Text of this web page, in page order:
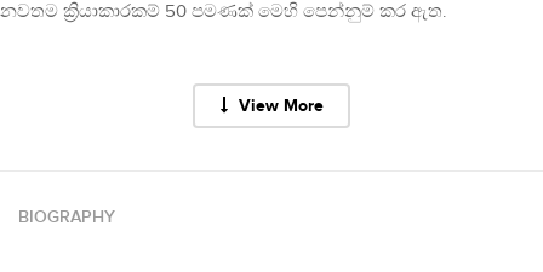
නවතම ක්‍රියාකාරකම් 50 පමණක් මෙහි පෙන්නුම් කර ඇත.
View More
BIOGRAPHY